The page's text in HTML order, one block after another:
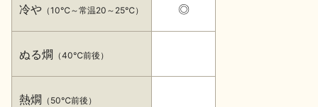
イベント情報TOP 新商品・おすすめ商品
冷や （10℃～常温20～25℃）
ぬる燗 （40℃前後）
熱燗 （50℃前後）
◎